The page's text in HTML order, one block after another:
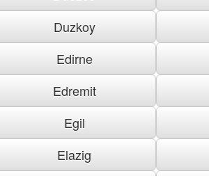
Duzkoy
Edirne
Edremit
Egil
Elazig